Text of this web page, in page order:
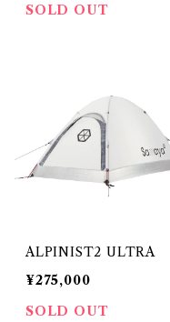
SOLD OUT
ALPINIST2 ULTRA
¥275,000
SOLD OUT